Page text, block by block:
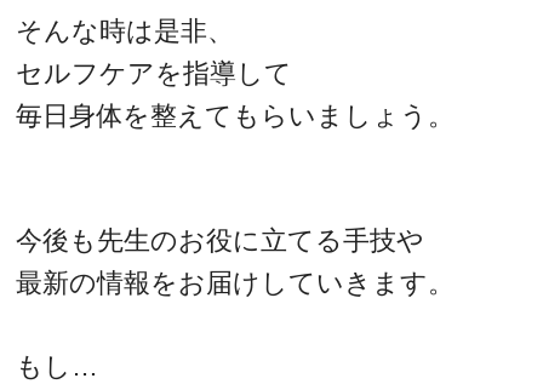
そんな時は是非、
セルフケアを指導して
毎日身体を整えてもらいましょう。
今後も先生のお役に立てる手技や
最新の情報をお届けしていきます。
もし…